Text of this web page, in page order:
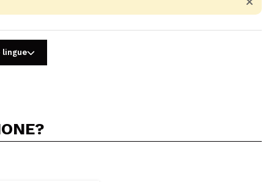
lingue